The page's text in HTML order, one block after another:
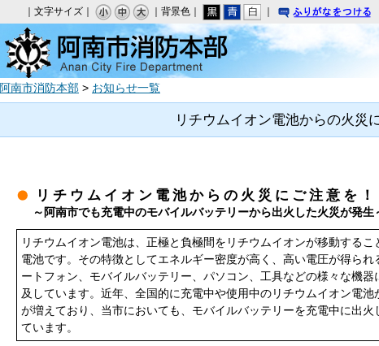
｜文字サイズ｜ ｜背景色｜
｜
阿南市消防本部 > お知らせ一覧
リチウムイオン電池からの火災
リ チ ウ ム イ オ ン 電 池 か ら の 火 災 に ご 注 意 を ！
～阿南市でも充電中のモバイルバッテリーから出火した火災が発生
リチウムイオン電池は、正極と負極間をリチウムイオンが移動するこ
電池です。その特徴としてエネルギー密度が高く、高い電圧が得られ
ートフォン、モバイルバッテリー、パソコン、工具などの様々な機器
及しています。近年、全国的に充電中や使用中のリチウムイオン電池
が増えており、当市においても、モバイルバッテリーを充電中に出火
ています。